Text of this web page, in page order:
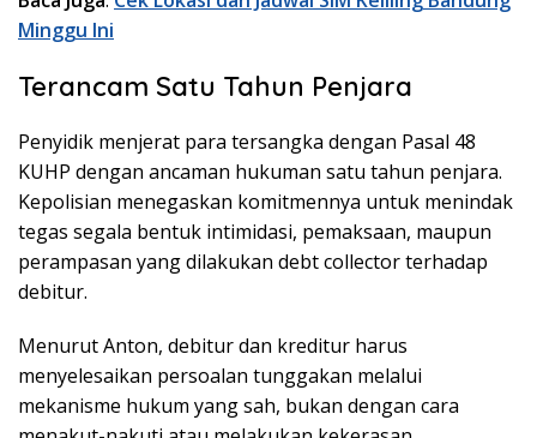
Minggu Ini
Terancam Satu Tahun Penjara
Penyidik menjerat para tersangka dengan Pasal 48
KUHP dengan ancaman hukuman satu tahun penjara.
Kepolisian menegaskan komitmennya untuk menindak
tegas segala bentuk intimidasi, pemaksaan, maupun
perampasan yang dilakukan debt collector terhadap
debitur.
Menurut Anton, debitur dan kreditur harus
menyelesaikan persoalan tunggakan melalui
mekanisme hukum yang sah, bukan dengan cara